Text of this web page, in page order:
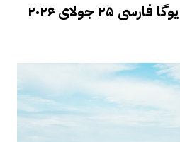
۲۵ جولای ۲۰۲۶